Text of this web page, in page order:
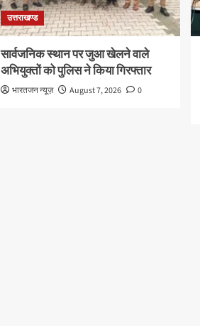
उत्तराखण्ड
सार्वजनिक स्थान पर जुआ खेलने वाले
अभियुक्तों को पुलिस ने किया गिरफ्तार
भारतजन न्यूज़ August 7, 2026 0